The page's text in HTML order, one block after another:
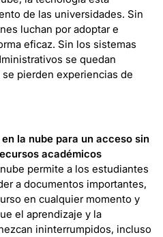
de las universidades. Sin
luchan por adoptar e
eficaz. Sin los sistemas
se quedan
pierden experiencias de
la nube para un acceso sin
académicos
permite a los estudiantes
a documentos importantes,
en cualquier momento y
el aprendizaje y la
ininterrumpidos, incluso